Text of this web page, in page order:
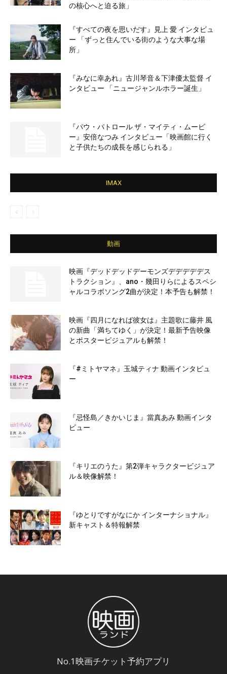
の核心へと迫る旅」
『すべての夜を思いだす』見上 愛 インタビュ
ー 「ずっと住んでいる街のような大事な場
所」
『みなに幸あれ』古川琴音＆下津優太監督 イ
ンタビュー 「ニュージャンルホラー誕生」
『パウ・パトロール ザ・マイティ・ムービ
ー』安倍なつみ インタビュー「映画館に行く
と子供たちの成長を感じられる」
IMAX
動画
映画『デッドデッドデーモンズデデデデデス
トラクション』、ano・幾田りらによるスペシ
ャルコラボソング2曲が決定！本予告も解禁！
映画『四月になれば彼女は』主題歌に藤井 風
の新曲「満ちてゆく」が決定！最新予告映像
とポスタービジュアルも解禁！
『#ミトヤマネ』玉城ティナ 動画インタビュ
ー
『忌怪島／きかいじま』當真あみ 動画インタ
ビュー
『キリエのうた』第2弾キャラクタービジュア
ル＆映像解禁！
『ゆとりですがなにか インターナショナル』
新キャスト＆特報解禁
No.1映画チケット予約アプリ